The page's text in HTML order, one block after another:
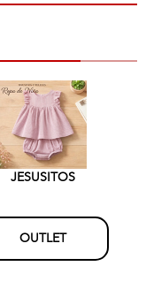
JESUSITOS
OUTLET